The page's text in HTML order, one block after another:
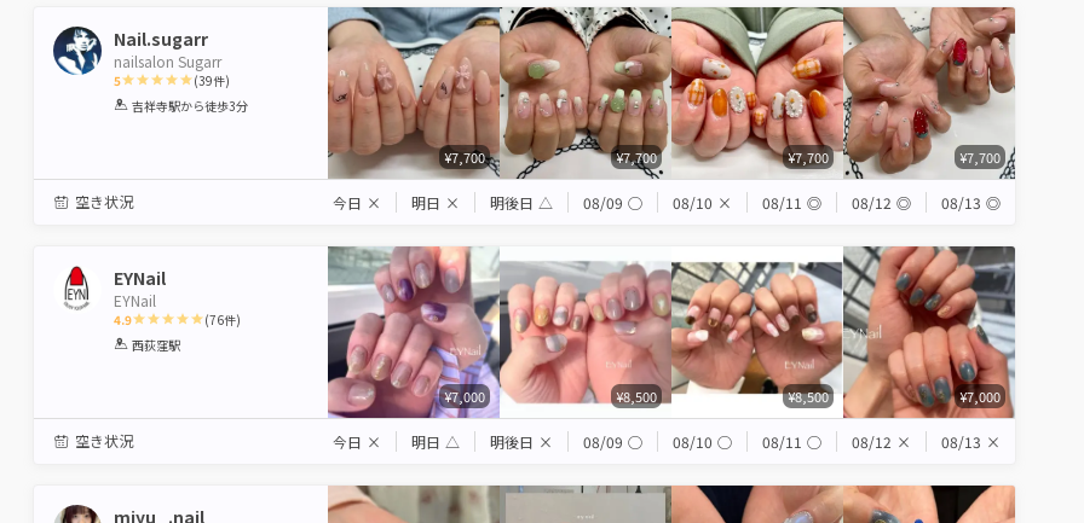
Nail.sugarr
nailsalon Sugarr
5
1 2 3 4 5
(39件)
吉祥寺駅から徒歩3分
¥7,700 ¥7,700 ¥7,700 ¥7,700
空き状況 今日 × 明日 × 明後日 △ 08/09 ◯ 08/10 × 08/11 ◎ 08/12 ◎ 08/13 ◎
EYNail
EYNail
4.9
1 2 3 4
(76件)
西荻窪駅
¥7,000 ¥8,500 ¥8,500 ¥7,000
空き状況 今日 × 明日 △ 明後日 × 08/09 ◯ 08/10 ◯ 08/11 ◯ 08/12 × 08/13 ×
miyu_.nail